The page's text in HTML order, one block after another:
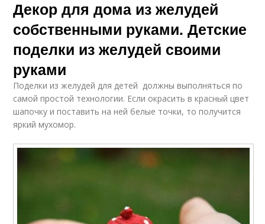
Декор для дома из желудей
собственными руками. Детские
поделки из желудей своими
руками
Поделки из желудей для детей должны выполняться по
самой простой технологии. Если окрасить в красный цвет
шапочку и поставить на ней белые точки, то получится
яркий мухомор.